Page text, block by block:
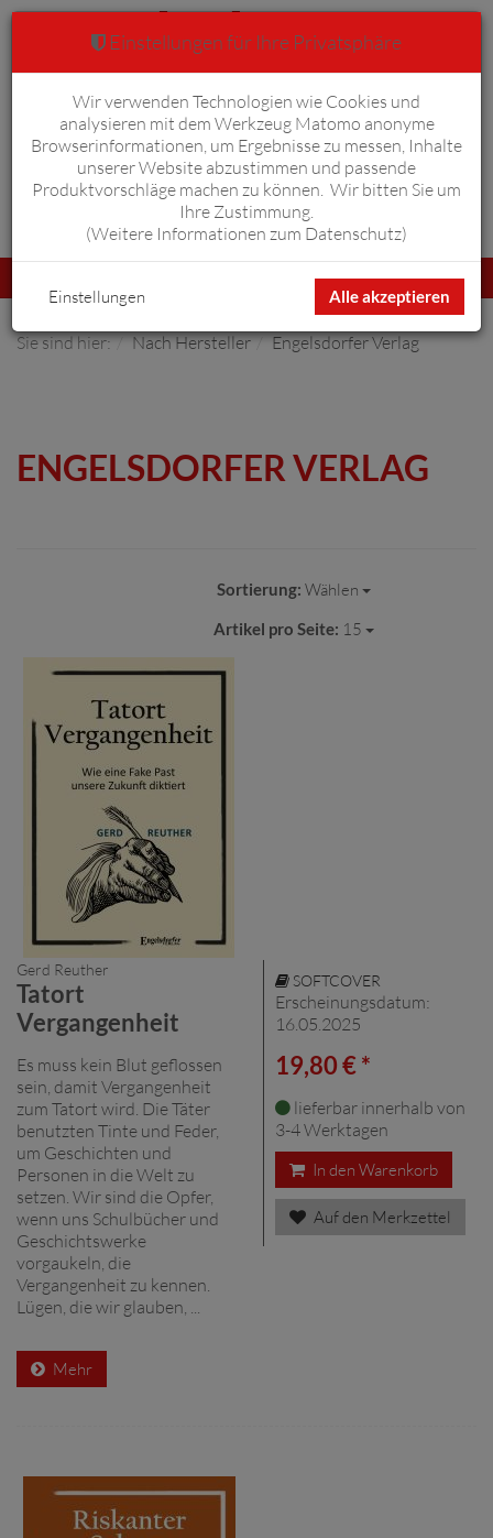
Anmelden Warenkorb 0
umschalten
Sie sind hier: Nach Hersteller Engelsdorfer Verlag
ENGELSDORFER VERLAG
Sortierung: Wählen
Artikel pro Seite: 15
Gerd Reuther
Tatort
Vergangenheit
Es muss kein Blut geflossen
sein, damit Vergangenheit
zum Tatort wird. Die Täter
benutzten Tinte und Feder,
um Geschichten und
Personen in die Welt zu
setzen. Wir sind die Opfer,
wenn uns Schulbücher und
Geschichtswerke
vorgaukeln, die
Vergangenheit zu kennen.
Lügen, die wir glauben, ...
Mehr
SOFTCOVER
Erscheinungsdatum:
16.05.2025
19,80 € *
lieferbar innerhalb von
3-4 Werktagen
In den Warenkorb
Auf den Merkzettel
Einstellungen für Ihre Privatsphäre
Wir verwenden Technologien wie Cookies und
analysieren mit dem Werkzeug Matomo anonyme
Browserinformationen, um Ergebnisse zu messen, Inhalte
unserer Website abzustimmen und passende
Produktvorschläge machen zu können. Wir bitten Sie um
Ihre Zustimmung.
(Weitere Informationen zum Datenschutz)
Alle akzeptieren
Einstellungen